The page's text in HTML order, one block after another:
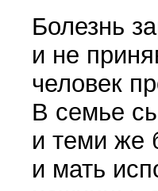
Болезнь
и не
человек
В семье
и теми же
и мать